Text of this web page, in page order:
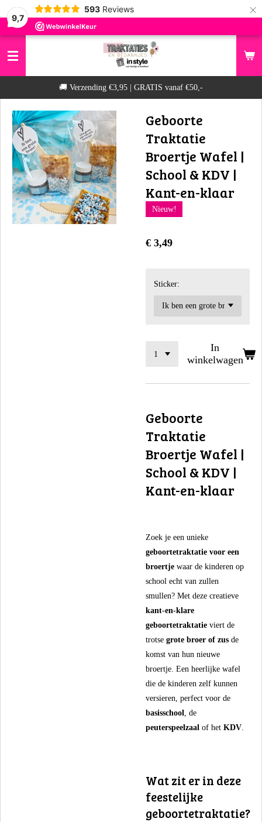
9,7
593 Reviews ×
​🚚 Verzending €3,95 | GRATIS vanaf €50,-
Geboorte
Traktatie
Broertje Wafel |
School & KDV |
Kant-en-klaar
Nieuw!
€ 3,49
Sticker:
In
winkelwagen
Geboorte
Traktatie
Broertje Wafel |
School & KDV |
Kant-en-klaar
​Zoek je een unieke
geboortetraktatie voor een
broertje waar de kinderen op
school echt van zullen
smullen? Met deze creatieve
kant-en-klare
geboortetraktatie viert de
trotse grote broer of zus de
komst van hun nieuwe
broertje. Een heerlijke wafel
die de kinderen zelf kunnen
versieren, perfect voor de
basisschool, de
peuterspeelzaal of het KDV.
​Wat zit er in deze
feestelijke
geboortetraktatie?